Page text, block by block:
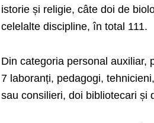
istorie și religie, câte doi de
celelalte discipline, în total 111.
Din categoria personal auxiliar,
7 laboranți, pedagogi,
sau consilieri, doi bibliotecari și